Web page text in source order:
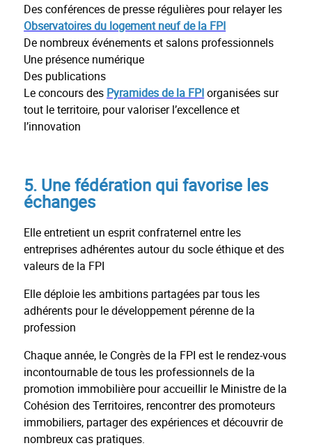
Des conférences de presse régulières pour relayer les
Observatoires du logement neuf de la FPI
De nombreux événements et salons professionnels
Une présence numérique
Des publications
Le concours des Pyramides de la FPIorganisées sur
tout le territoire, pour valoriser l’excellence et
l’innovation
5. Une fédération qui favorise les
échanges
Elle entretient un esprit confraternel entre les
entreprises adhérentes autour du socle éthique et des
valeurs de la FPI
Elle déploie les ambitions partagées par tous les
adhérents pour le développement pérenne de la
profession
Chaque année, le Congrès de la FPI est le rendez-vous
incontournable de tous les professionnels de la
promotion immobilière pour accueillir le Ministre de la
Cohésion des Territoires, rencontrer des promoteurs
immobiliers, partager des expériences et découvrir de
nombreux cas pratiques.